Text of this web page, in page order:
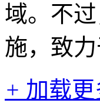
域。不
施，致
+ 加载